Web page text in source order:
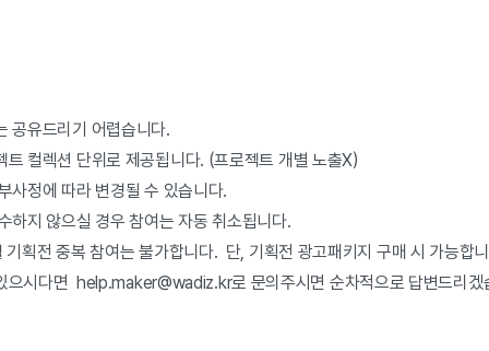
공유드리기 어렵습니다.
컬렉션 단위로 제공됩니다. (프로젝트 개별 노출X)
사정에 따라 변경될 수 있습니다.
하지 않으실 경우 참여는 자동 취소됩니다.
획전 중복 참여는 불가합니다. 단, 기획전 광고패키지 구매 시 가능합
으시다면 help.maker@wadiz.kr로 문의주시면 순차적으로 답변드리겠